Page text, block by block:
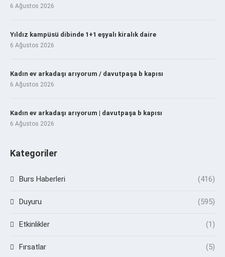
6 Ağustos 2026
Yıldız kampüsü dibinde 1+1 eşyalı kiralık daire
6 Ağustos 2026
Kadın ev arkadaşı arıyorum / davutpaşa b kapısı
6 Ağustos 2026
Kadın ev arkadaşı arıyorum | davutpaşa b kapısı
6 Ağustos 2026
Kategoriler
Burs Haberleri (416)
Duyuru (595)
Etkinlikler (1)
Fırsatlar (5)